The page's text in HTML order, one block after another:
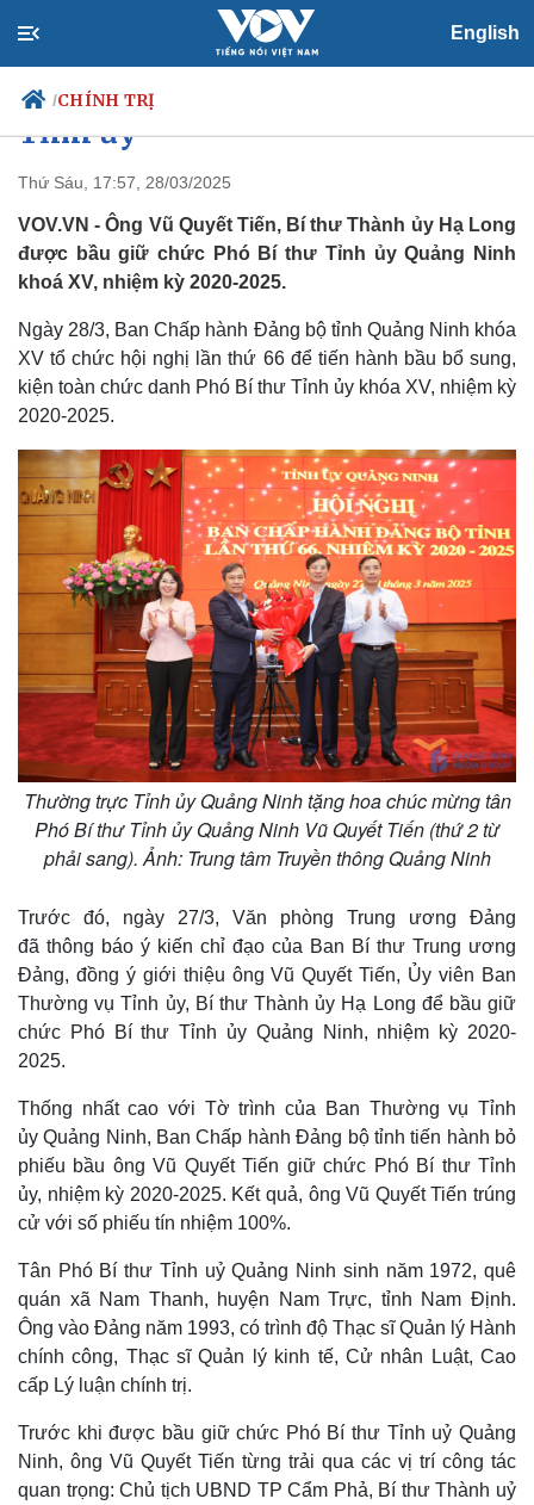
English
/CHÍNH TRỊ
Chính trị
Đảng
Tổ chức nhân sự
Nhận diện sự thật
Xã hội
Tin 24h
Dấu ấn VOV
Việc làm
Biển đảo
Thế giới
Quan sát
Cuộc sống đó đây
Multimedia
Video
Ảnh
Quảng Ninh có tân Phó Bí thư
Tỉnh ủy
Thứ Sáu, 17:57, 28/03/2025
VOV.VN - Ông Vũ Quyết Tiến, Bí thư Thành ủy Hạ Long
được bầu giữ chức Phó Bí thư Tỉnh ủy Quảng Ninh
khoá XV, nhiệm kỳ 2020-2025.
Ngày 28/3, Ban Chấp hành Đảng bộ tỉnh Quảng Ninh khóa
XV tổ chức hội nghị lần thứ 66 để tiến hành bầu bổ sung,
kiện toàn chức danh Phó Bí thư Tỉnh ủy khóa XV, nhiệm kỳ
2020-2025.
Thường trực Tỉnh ủy Quảng Ninh tặng hoa chúc mừng tân
Phó Bí thư Tỉnh ủy Quảng Ninh Vũ Quyết Tiến (thứ 2 từ
phải sang). Ảnh: Trung tâm Truyền thông Quảng Ninh
Trước đó, ngày 27/3, Văn phòng Trung ương Đảng
đã thông báo ý kiến chỉ đạo của Ban Bí thư Trung ương
Đảng, đồng ý giới thiệu ông Vũ Quyết Tiến, Ủy viên Ban
Thường vụ Tỉnh ủy, Bí thư Thành ủy Hạ Long để bầu giữ
chức Phó Bí thư Tỉnh ủy Quảng Ninh, nhiệm kỳ 2020-
2025.
Thống nhất cao với Tờ trình của Ban Thường vụ Tỉnh
ủy Quảng Ninh, Ban Chấp hành Đảng bộ tỉnh tiến hành bỏ
phiếu bầu ông Vũ Quyết Tiến giữ chức Phó Bí thư Tỉnh
ủy, nhiệm kỳ 2020-2025. Kết quả, ông Vũ Quyết Tiến trúng
cử với số phiếu tín nhiệm 100%.
Tân Phó Bí thư Tỉnh uỷ Quảng Ninh sinh năm 1972, quê
quán xã Nam Thanh, huyện Nam Trực, tỉnh Nam Định.
Ông vào Đảng năm 1993, có trình độ Thạc sĩ Quản lý Hành
chính công, Thạc sĩ Quản lý kinh tế, Cử nhân Luật, Cao
cấp Lý luận chính trị.
Trước khi được bầu giữ chức Phó Bí thư Tỉnh uỷ Quảng
Ninh, ông Vũ Quyết Tiến từng trải qua các vị trí công tác
quan trọng: Chủ tịch UBND TP Cẩm Phả, Bí thư Thành uỷ